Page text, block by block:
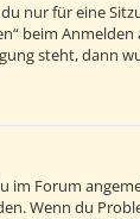
nur für eine
beim
steht, dann
im Forum
Wenn du